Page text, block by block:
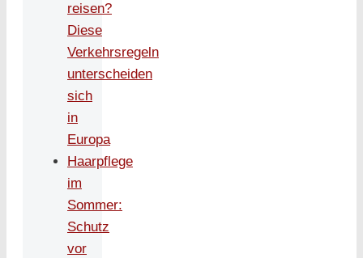
reisen?
Diese
Verkehrsregeln
unterscheiden
sich
in
Europa
Haarpflege
im
Sommer:
Schutz
vor